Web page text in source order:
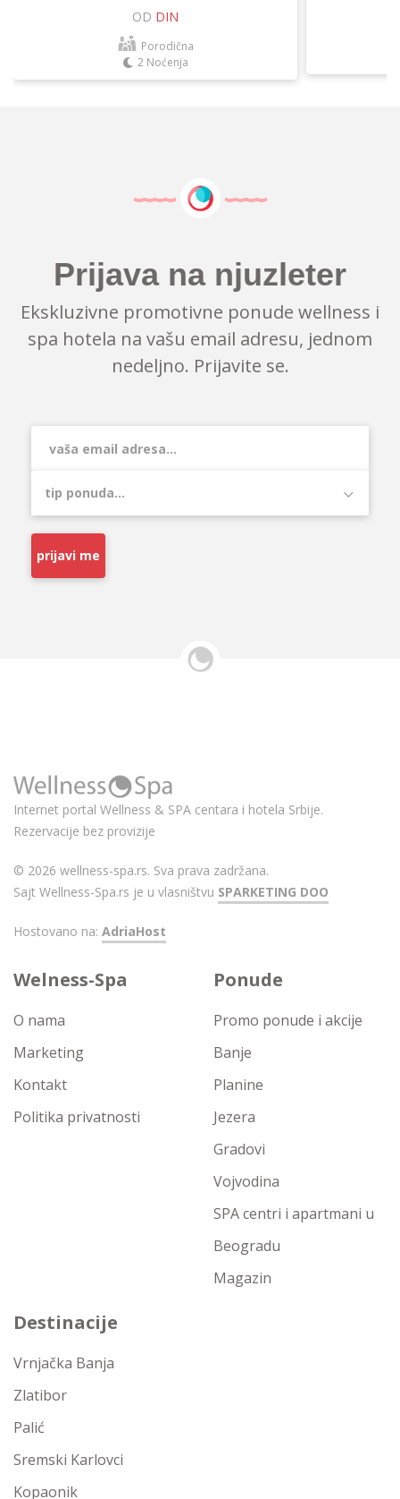
OD DIN
Porodična
2 Noćenja
Prijava na njuzleter
Ekskluzivne promotivne ponude wellness i
spa hotela na vašu email adresu, jednom
nedeljno. Prijavite se.
prijavi me
Internet portal Wellness & SPA centara i hotela Srbije.
Rezervacije bez provizije
© 2026 wellness-spa.rs. Sva prava zadržana.
Sajt Wellness-Spa.rs je u vlasništvu SPARKETING DOO
Hostovano na: AdriaHost
Welness-Spa
O nama
Marketing
Kontakt
Politika privatnosti
Ponude
Promo ponude i akcije
Banje
Planine
Jezera
Gradovi
Vojvodina
SPA centri i apartmani u
Beogradu
Magazin
Destinacije
Vrnjačka Banja
Zlatibor
Palić
Sremski Karlovci
Kopaonik